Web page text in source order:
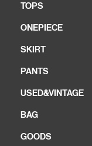
TOPS
ONEPIECE
SKIRT
PANTS
USED&VINTAGE
BAG
GOODS